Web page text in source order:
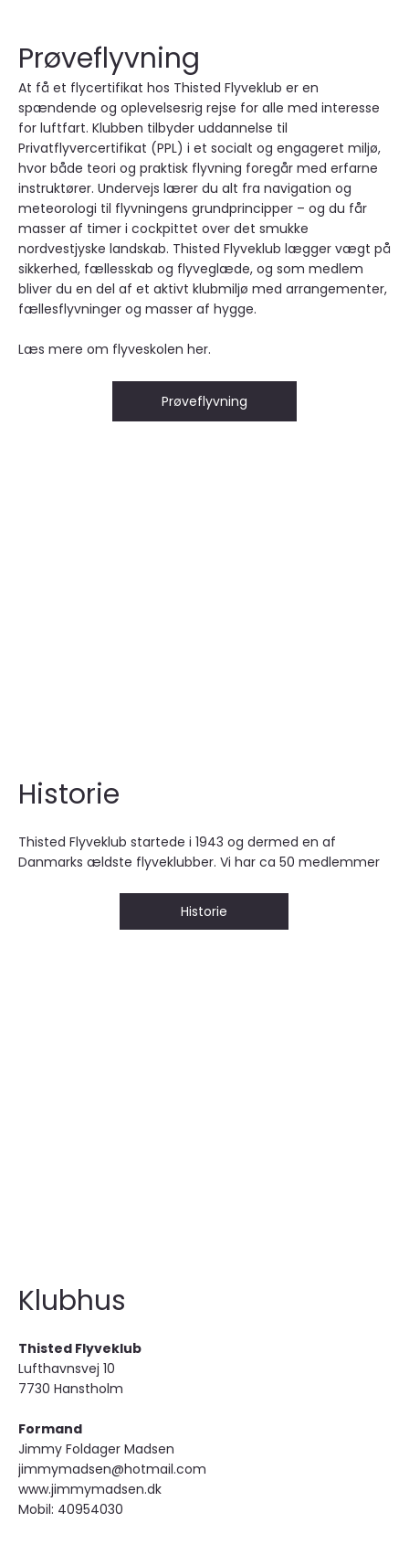
Prøveflyvning
At få et flycertifikat hos Thisted Flyveklub er en
spændende og oplevelsesrig rejse for alle med interesse
for luftfart. Klubben tilbyder uddannelse til
Privatflyvercertifikat (PPL) i et socialt og engageret miljø,
hvor både teori og praktisk flyvning foregår med erfarne
instruktører. Undervejs lærer du alt fra navigation og
meteorologi til flyvningens grundprincipper – og du får
masser af timer i cockpittet over det smukke
nordvestjyske landskab. Thisted Flyveklub lægger vægt på
sikkerhed, fællesskab og flyveglæde, og som medlem
bliver du en del af et aktivt klubmiljø med arrangementer,
fællesflyvninger og masser af hygge.
Læs mere om flyveskolen her.
Prøveflyvning
Historie
Thisted Flyveklub startede i 1943 og dermed en af
Danmarks ældste flyveklubber. Vi har ca 50 medlemmer
Historie
Klubhus
Thisted Flyveklub
Lufthavnsvej 10
7730 Hanstholm
Formand
Jimmy Foldager Madsen
jimmymadsen@hotmail.com
www.jimmymadsen.dk
Mobil: 40954030